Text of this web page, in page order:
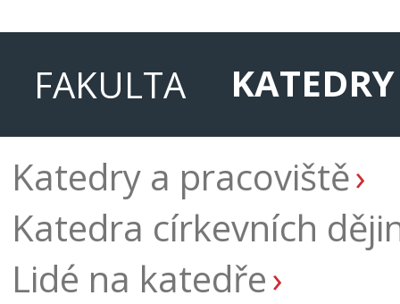
FAKULTA
Katedry a pracoviště
Katedra církevních
Lidé na katedře